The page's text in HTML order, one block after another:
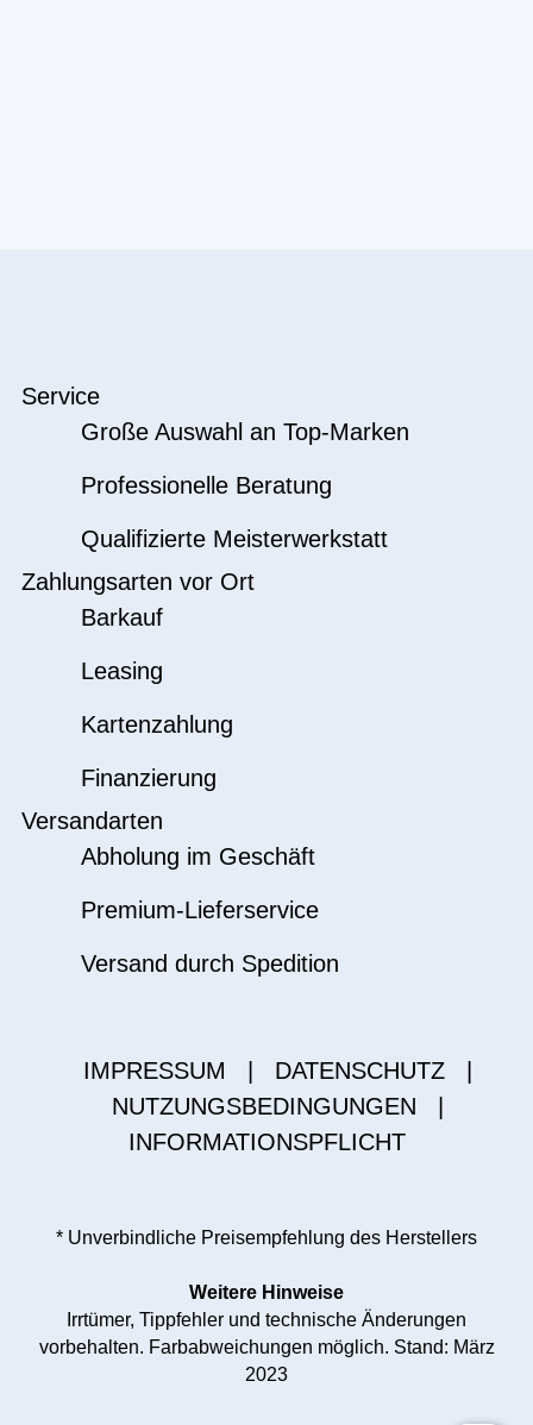
Service
Große Auswahl an Top-Marken
Professionelle Beratung
Qualifizierte Meisterwerkstatt
Zahlungsarten vor Ort
Barkauf
Leasing
Kartenzahlung
Finanzierung
Versandarten
Abholung im Geschäft
Premium-Lieferservice
Versand durch Spedition
IMPRESSUM DATENSCHUTZ
NUTZUNGSBEDINGUNGEN
INFORMATIONSPFLICHT
* Unverbindliche Preisempfehlung des Herstellers
Weitere Hinweise
Irrtümer, Tippfehler und technische Änderungen
vorbehalten. Farbabweichungen möglich. Stand: März
2023